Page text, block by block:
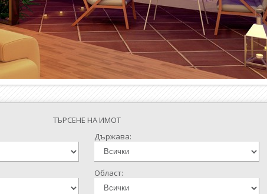
ТЪРСЕНЕ НА ИМОТ
Държава:
Област: